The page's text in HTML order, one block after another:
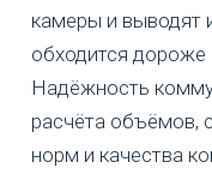
камеры и выводят
обходится
Надёжность
расчёта объёмов,
норм и качества